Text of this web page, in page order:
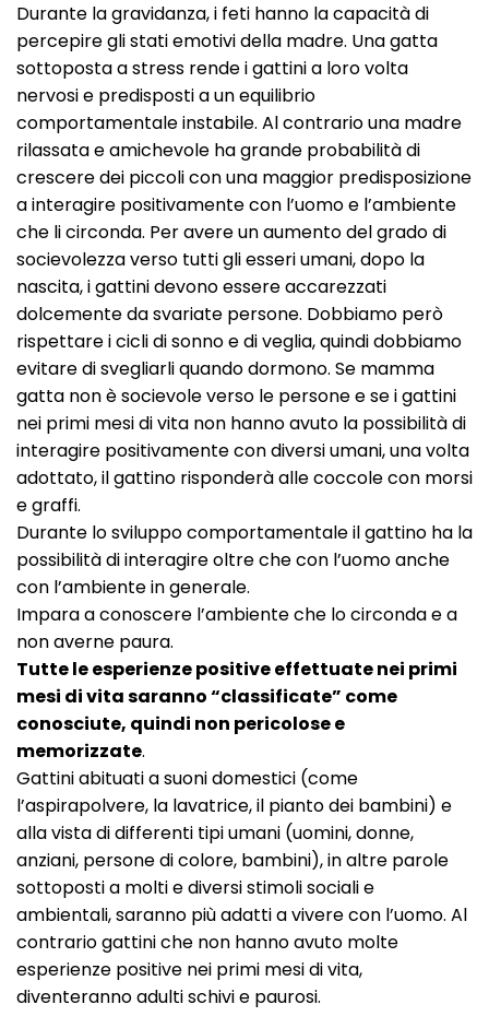
Durante la gravidanza, i feti hanno la capacità di
percepire gli stati emotivi della madre. Una gatta
sottoposta a stress rende i gattini a loro volta
nervosi e predisposti a un equilibrio
comportamentale instabile. Al contrario una madre
rilassata e amichevole ha grande probabilità di
crescere dei piccoli con una maggior predisposizione
a interagire positivamente con l’uomo e l’ambiente
che li circonda. Per avere un aumento del grado di
socievolezza verso tutti gli esseri umani, dopo la
nascita, i gattini devono essere accarezzati
dolcemente da svariate persone. Dobbiamo però
rispettare i cicli di sonno e di veglia, quindi dobbiamo
evitare di svegliarli quando dormono. Se mamma
gatta non è socievole verso le persone e se i gattini
nei primi mesi di vita non hanno avuto la possibilità di
interagire positivamente con diversi umani, una volta
adottato, il gattino risponderà alle coccole con morsi
e graffi.
Durante lo sviluppo comportamentale il gattino ha la
possibilità di interagire oltre che con l’uomo anche
con l’ambiente in generale.
Impara a conoscere l’ambiente che lo circonda e a
non averne paura.
Tutte le esperienze positive effettuate nei primi
mesi di vita saranno “classificate” come
conosciute, quindi non pericolose e
memorizzate.
Gattini abituati a suoni domestici (come
l’aspirapolvere, la lavatrice, il pianto dei bambini) e
alla vista di differenti tipi umani (uomini, donne,
anziani, persone di colore, bambini), in altre parole
sottoposti a molti e diversi stimoli sociali e
ambientali, saranno più adatti a vivere con l’uomo. Al
contrario gattini che non hanno avuto molte
esperienze positive nei primi mesi di vita,
diventeranno adulti schivi e paurosi.